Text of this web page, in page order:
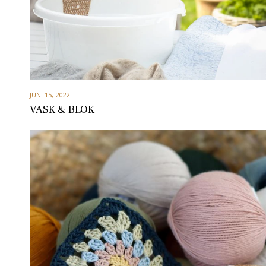
JUNI 15, 2022
VASK & BLOK